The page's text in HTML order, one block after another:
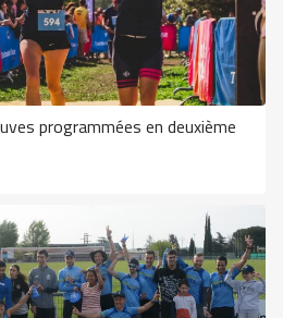
programmées en deuxième